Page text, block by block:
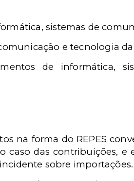
sistemas de
e tecnologia
de informática,
na forma do REPES
caso das contribuições, e
sobre importações.